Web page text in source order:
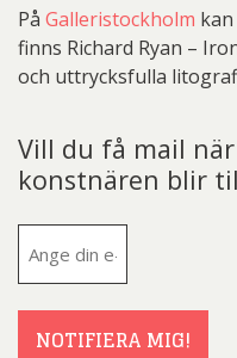
På Galleristockholm
finns Richard Ryan –
och uttrycksfulla
Vill du få mail
konstnären blir
NOTIFIERA MIG!